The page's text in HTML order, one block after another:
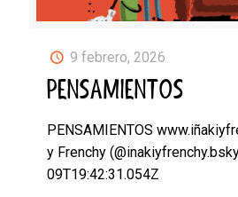
9 febrero, 2026
PENSAMIENTOS
PENSAMIENTOS
y Frenchy
09T19:42:31.054Z